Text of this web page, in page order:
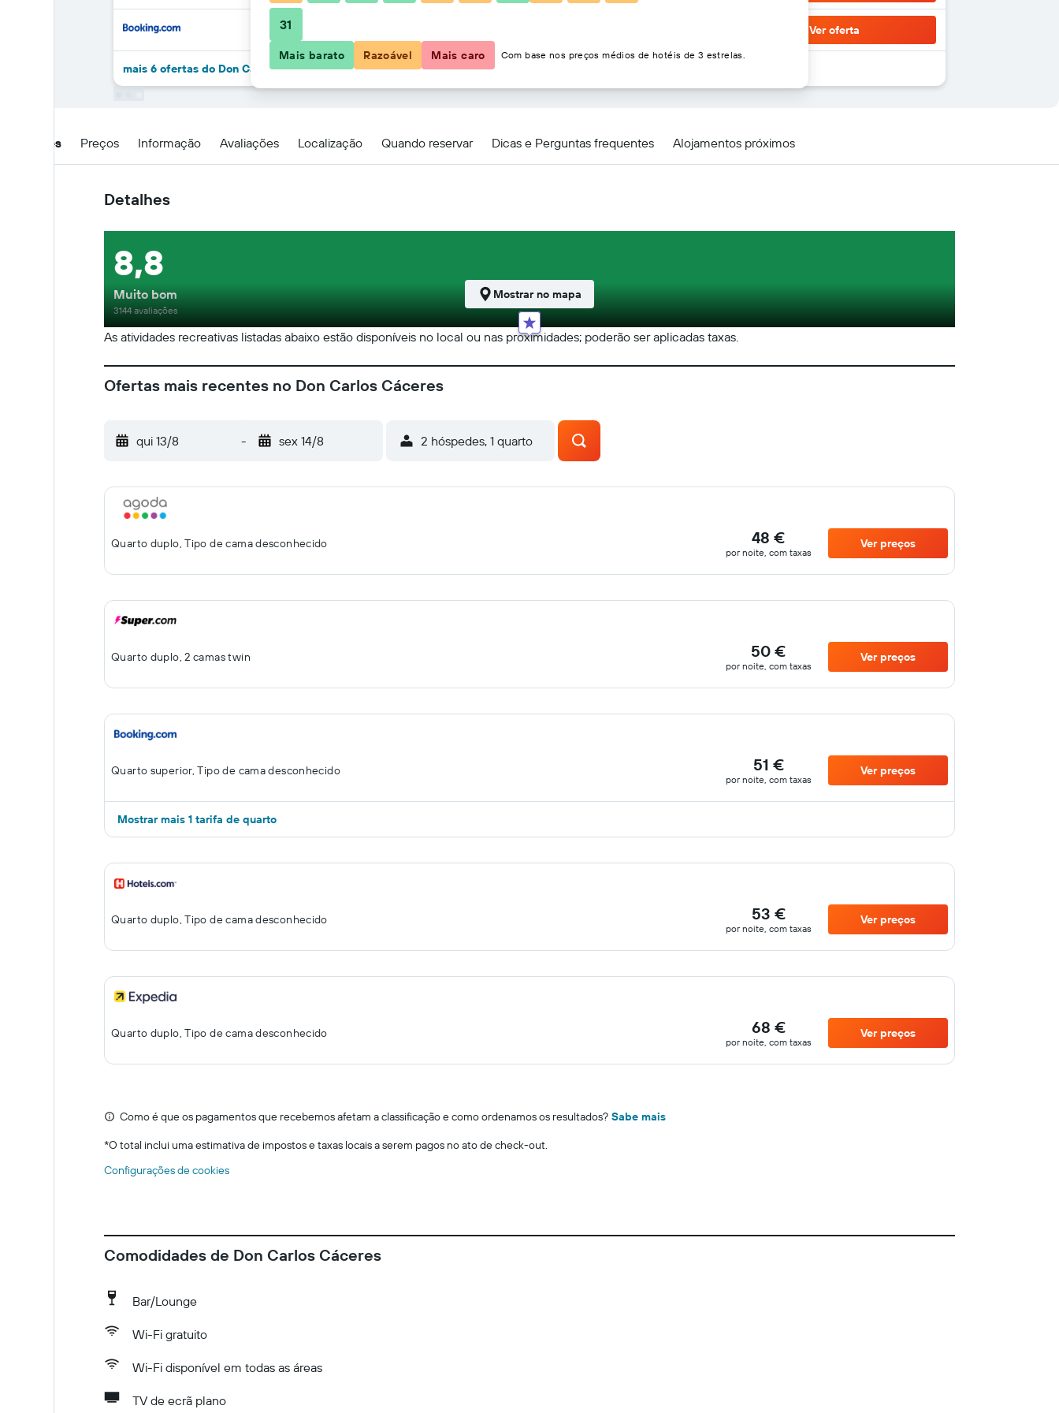
Ver oferta
mais 6 ofertas do Don Carlos Cáceres
Detalhes Preços Informação Avaliações Localização Quando reservar Dicas e Perguntas frequentes Alojamentos próximos
Detalhes
As atividades recreativas listadas abaixo estão disponíveis no local ou nas proximidades; poderão ser aplicadas taxas.
8,8
Muito bom
3144 avaliações
Mostrar no mapa
Ofertas mais recentes no Don Carlos Cáceres
qui 13/8 - sex 14/8 2 hóspedes, 1 quarto
Quarto duplo, Tipo de cama desconhecido 48 €
por noite, com taxas
Ver preços
Quarto duplo, 2 camas twin 50 €
por noite, com taxas
Ver preços
Quarto superior, Tipo de cama desconhecido 51 €
por noite, com taxas
Ver preços
Mostrar mais 1 tarifa de quarto
Quarto duplo, Tipo de cama desconhecido 53 €
por noite, com taxas
Ver preços
Quarto duplo, Tipo de cama desconhecido 68 €
por noite, com taxas
Ver preços
Como é que os pagamentos que recebemos afetam a classificação e como ordenamos os resultados? Sabe mais
*O total inclui uma estimativa de impostos e taxas locais a serem pagos no ato de check-out.
Configurações de cookies
Comodidades de Don Carlos Cáceres
Bar/Lounge
Wi-Fi gratuito
Wi-Fi disponível em todas as áreas
TV de ecrã plano
31
Mais barato Razoável Mais caro Com base nos preços médios de hotéis de 3 estrelas.